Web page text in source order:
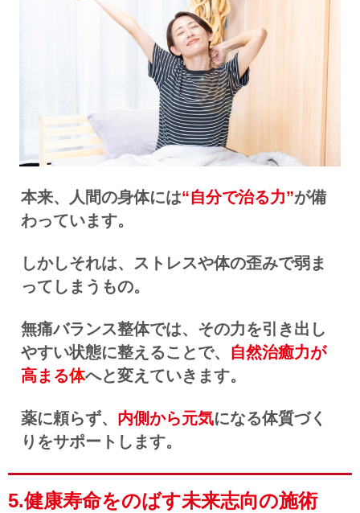
本来、人間の身体には“自分で治る力”が備
わっています。
しかしそれは、ストレスや体の歪みで弱ま
ってしまうもの。
無痛バランス整体では、その力を引き出し
やすい状態に整えることで、 自然治癒力が
高まる体へと変えていきます。
薬に頼らず、 内側から元気になる体質づく
りをサポートします。
5.健康寿命をのばす未来志向の施術